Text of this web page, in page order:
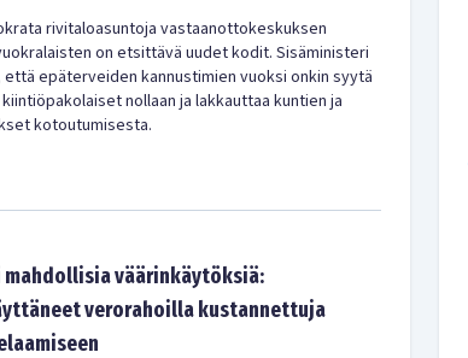
rivitaloasuntoja vastaanotto­keskuksen
on etsittävä uudet kodit. Sisäministeri
että epäterveiden kannustimien vuoksi onkin syytä
nollaan ja lakkauttaa kuntien ja
kotoutumisesta.
väärinkäytöksiä:
verorahoilla kustannettuja